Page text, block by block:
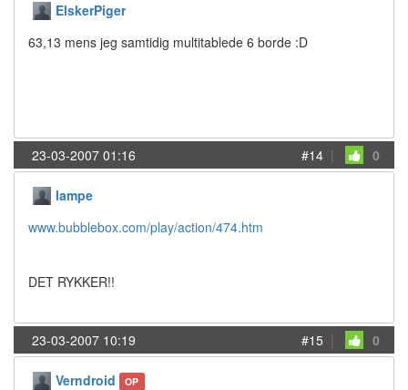
ElskerPiger
63,13 mens jeg samtidig multitablede 6 borde :D
23-03-2007 01:16 #14 | 0
lampe
www.bubblebox.com/play/action/474.htm
DET RYKKER!!
23-03-2007 10:19 #15 | 0
Verndroid OP